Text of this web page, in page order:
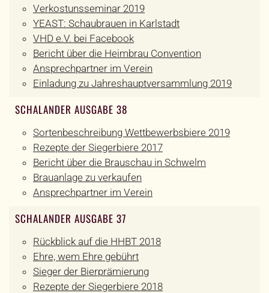
Verkostunsseminar 2019
YEAST: Schaubrauen in Karlstadt
VHD e.V. bei Facebook
Bericht über die Heimbrau Convention
Ansprechpartner im Verein
Einladung zu Jahreshauptversammlung 2019
SCHALANDER AUSGABE 38
Sortenbeschreibung Wettbewerbsbiere 2019
Rezepte der Siegerbiere 2017
Bericht über die Brauschau in Schwelm
Brauanlage zu verkaufen
Ansprechpartner im Verein
SCHALANDER AUSGABE 37
Rückblick auf die HHBT 2018
Ehre, wem Ehre gebührt
Sieger der Bierprämierung
Rezepte der Siegerbiere 2018